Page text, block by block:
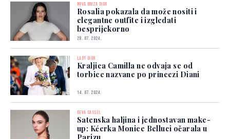
NOVA MUZA DIOR
Rosalia pokazala da može nositi i
elegantne outfite i izgledati
besprijekorno
28. 07. 2024.
LADY DIOR
Kraljica Camilla ne odvaja se od
torbice nazvane po princezi Diani
14. 07. 2024.
DEVA CASSEL
Satenska haljina i jednostavan make-
up: Kćerka Monice Belluci očarala u